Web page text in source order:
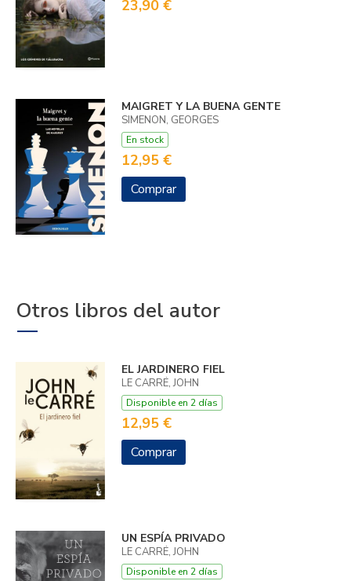
23,90 €
MAIGRET Y LA BUENA GENTE
SIMENON, GEORGES
En stock
12,95 €
Comprar
Otros libros del autor
EL JARDINERO FIEL
LE CARRÉ, JOHN
Disponible en 2 días
12,95 €
Comprar
UN ESPÍA PRIVADO
LE CARRÉ, JOHN
Disponible en 2 días